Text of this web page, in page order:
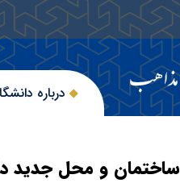
درباره
ساختمان و محل جدید